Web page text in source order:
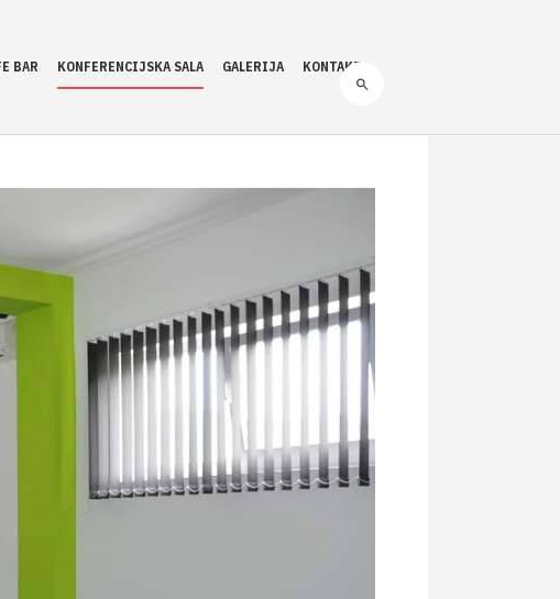
BAR KONFERENCIJSKA SALA GALERIJA KONTAKT